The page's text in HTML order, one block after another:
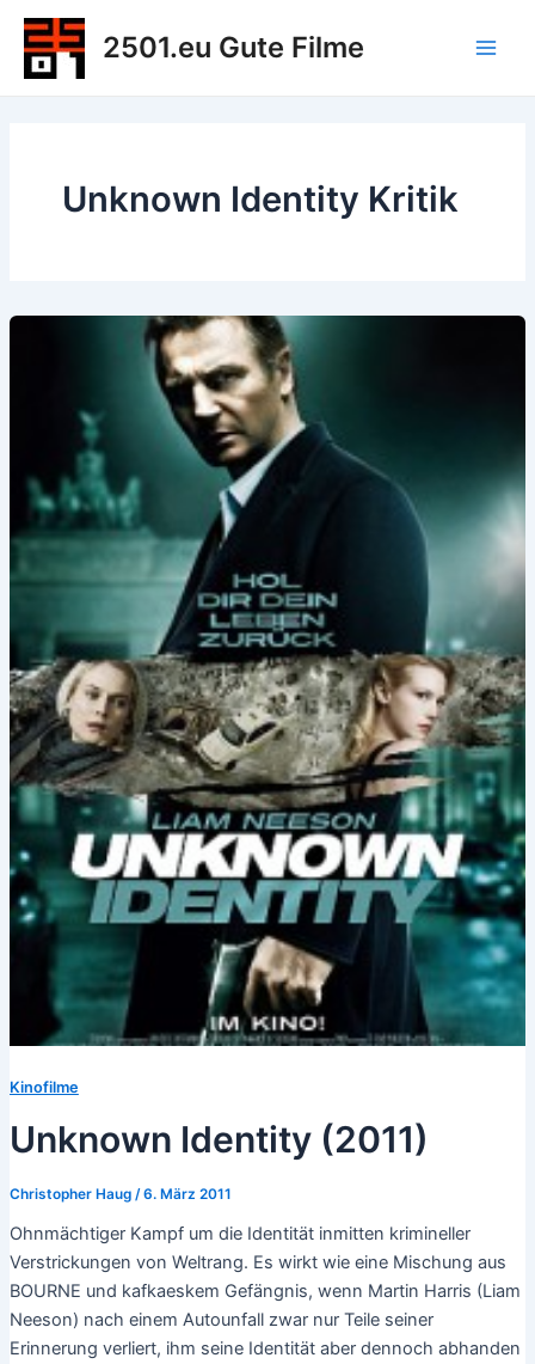
Zum
Inhalt
springen
2501.eu Gute Filme
Unknown Identity Kritik
Kinofilme
Unknown Identity (2011)
Christopher Haug /6. März 2011
Ohnmächtiger Kampf um die Identität inmitten krimineller
Verstrickungen von Weltrang. Es wirkt wie eine Mischung aus
BOURNE und kafkaeskem Gefängnis, wenn Martin Harris (Liam
Neeson) nach einem Autounfall zwar nur Teile seiner
Erinnerung verliert, ihm seine Identität aber dennoch abhanden